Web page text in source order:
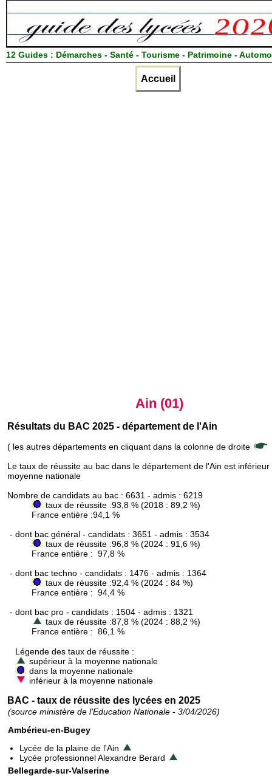
12 Guides : Démarches - Santé - Tourisme - Patrimoine -
Accueil
Ain (01)
Résultats du BAC 2025 - département de l'Ain
( les autres départements en cliquant dans la colonne de droite
Le taux de réussite au bac dans le département de l'Ain est inférieur
moyenne nationale
Nombre de candidats au bac : 6631 - admis : 6219
taux de réussite :93,8 % (2018 : 89,2 %)
France entière :94,1 %
- dont bac général - candidats : 3651 - admis : 3534
taux de réussite :96,8 % (2024 : 91,6 %)
France entière : 97,8 %
- dont bac techno - candidats : 1476 - admis : 1364
taux de réussite :92,4 % (2024 : 84 %)
France entière : 94,4 %
- dont bac pro - candidats : 1504 - admis : 1321
taux de réussite :87,8 % (2024 : 88,2 %)
France entière : 86,1 %
Légende des taux de réussite :
supérieur à la moyenne nationale
dans la moyenne nationale
inférieur à la moyenne nationale
BAC - taux de réussite des lycées en 2025
(source ministère de l'Education Nationale - 3/04/2026)
Ambérieu-en-Bugey
Lycée de la plaine de l'Ain
Lycée professionnel Alexandre Berard
Bellegarde-sur-Valserine